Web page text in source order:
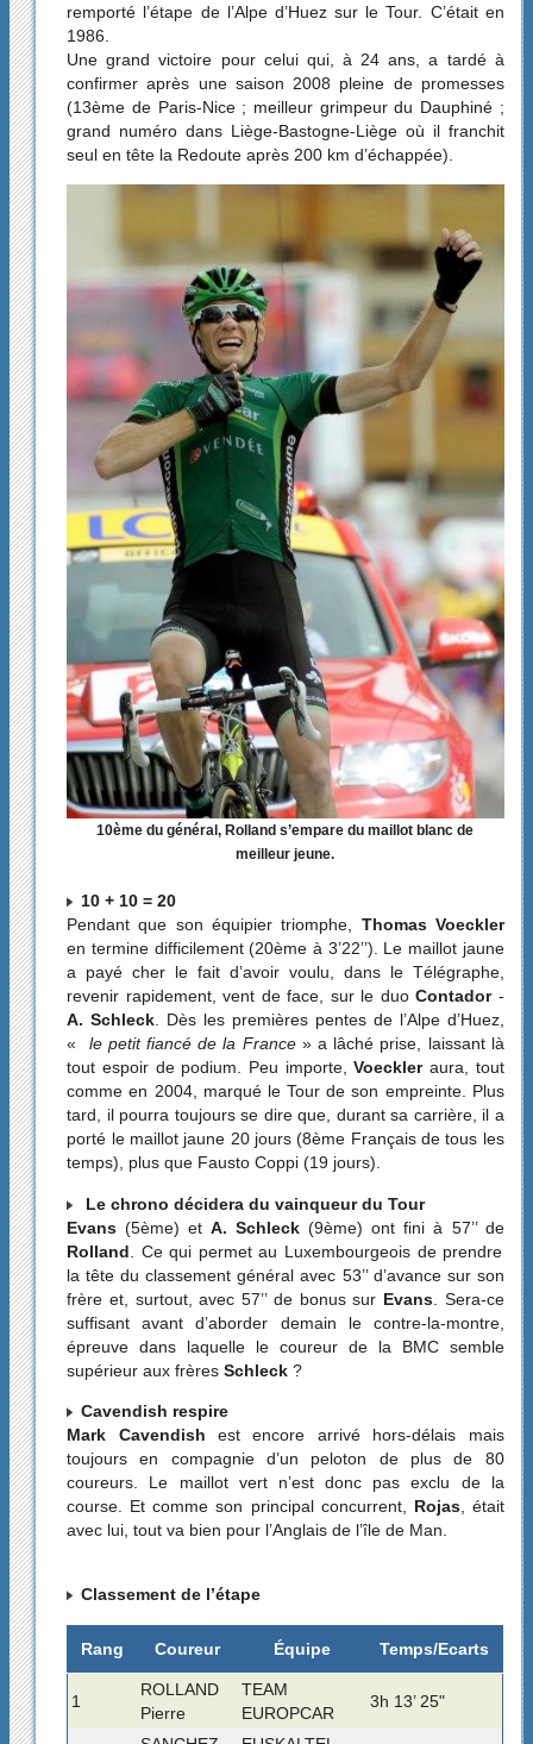
remporté l’étape de l’Alpe d’Huez sur le Tour. C’était en
1986.
Une grand victoire pour celui qui, à 24 ans, a tardé à
confirmer après une saison 2008 pleine de promesses
(13ème de Paris-Nice ; meilleur grimpeur du Dauphiné ;
grand numéro dans Liège-Bastogne-Liège où il franchit
seul en tête la Redoute après 200 km d’échappée).
10ème du général, Rolland s’empare du maillot blanc de
meilleur jeune.
10 + 10 = 20
Pendant que son équipier triomphe, Thomas Voeckler
en termine difficilement (20ème à 3’22’’). Le maillot jaune
a payé cher le fait d’avoir voulu, dans le Télégraphe,
revenir rapidement, vent de face, sur le duoContador-
A. Schleck. Dès les premières pentes de l’Alpe d’Huez,
«
le petit fiancé de la France» a lâché prise, laissant là
tout espoir de podium. Peu importe,Voeckleraura, tout
comme en 2004, marqué le Tour de son empreinte. Plus
tard, il pourra toujours se dire que, durant sa carrière, il a
porté le maillot jaune 20 jours (8ème Français de tous les
temps), plus que Fausto Coppi (19 jours).
Le chrono décidera du vainqueur du Tour
Evans (5ème) et A. Schleck(9ème) ont fini à 57’’ de
Rolland . Ce qui permet au Luxembourgeois de prendre
la tête du classement général avec 53’’ d’avance sur son
frère et, surtout, avec 57’’ de bonus sur Evans . Sera-ce
suffisant avant d’aborder demain le contre-la-montre,
épreuve dans laquelle le coureur de la BMC semble
supérieur aux frèresSchleck ?
Cavendish respire
Mark Cavendish est encore arrivé hors-délais mais
toujours en compagnie d’un peloton de plus de 80
coureurs. Le maillot vert n’est donc pas exclu de la
course. Et comme son principal concurrent,
Rojas, était
avec lui, tout va bien pour l’Anglais de l’île de Man.
Classement de l’étape
Rang Coureur Équipe Temps/Ecarts
1
ROLLAND
Pierre
TEAM
EUROPCAR
3h 13’ 25"